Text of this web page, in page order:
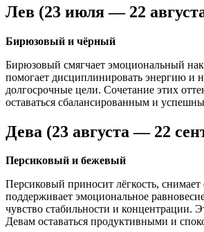
Лев (23 июля — 22
Бирюзовый и чёрный
Бирюзовый смягчает эмоциональный
помогает дисциплинировать энергию и
долгосрочные цели. Сочетание этих
оставаться сбалансированным и
Дева (23 августа — 22
Персиковый и бежевый
Персиковый приносит лёгкость, снимает
поддерживает эмоциональное
чувство стабильности и концентрации.
Девам оставаться продуктивными и